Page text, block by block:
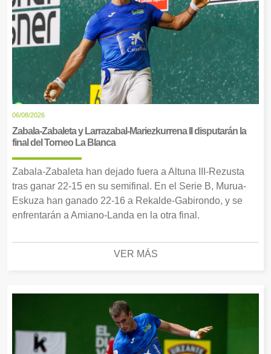
06/08/2026
Zabala-Zabaleta y Larrazabal-Mariezkurrena II disputarán la
final del Torneo La Blanca
Zabala-Zabaleta han dejado fuera a Altuna III-Rezusta
tras ganar 22-15 en su semifinal. En el Serie B, Murua-
Eskuza han ganado 22-16 a Rekalde-Gabirondo, y se
enfrentarán a Amiano-Landa en la otra final.
VER MÁS